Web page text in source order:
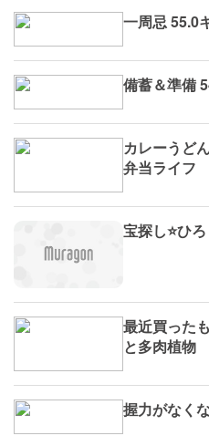
一周忌 55.0
備蓄＆準備
カレーうど
弁当ライフ
宝探し⭐ひ
最近買った
と多肉植物
握力がなく